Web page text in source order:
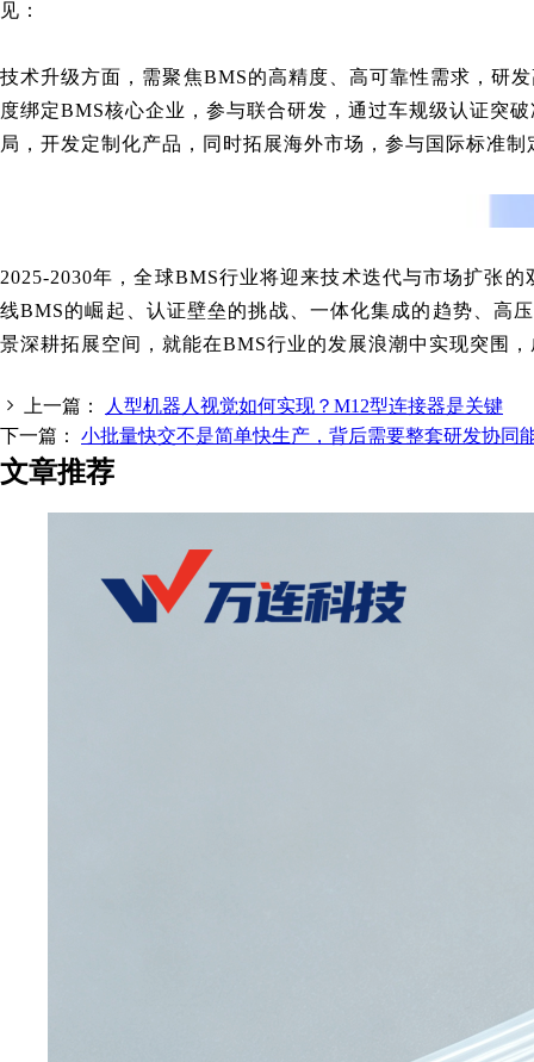
见：
技术升级方面，需聚焦BMS的高精度、高可靠性需求，研
度绑定BMS核心企业，参与联合研发，通过车规级认证突
局，开发定制化产品，同时拓展海外市场，参与国际标准制
2025-2030年，全球BMS行业将迎来技术迭代与市场扩张
线BMS的崛起、认证壁垒的挑战、一体化集成的趋势、高
景深耕拓展空间，就能在BMS行业的发展浪潮中实现突围
上一篇：
人型机器人视觉如何实现？M12型连接器是关键
下一篇： 小批量快交不是简单快生产，背后需要整套研发协同
文章推荐